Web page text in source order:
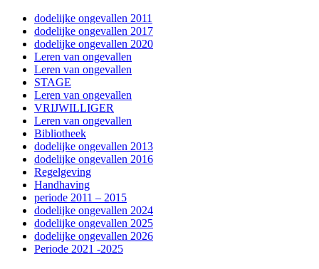
dodelijke ongevallen 2011
dodelijke ongevallen 2017
dodelijke ongevallen 2020
Leren van ongevallen
Leren van ongevallen
STAGE
Leren van ongevallen
VRIJWILLIGER
Leren van ongevallen
Bibliotheek
dodelijke ongevallen 2013
dodelijke ongevallen 2016
Regelgeving
Handhaving
periode 2011 – 2015
dodelijke ongevallen 2024
dodelijke ongevallen 2025
dodelijke ongevallen 2026
Periode 2021 -2025